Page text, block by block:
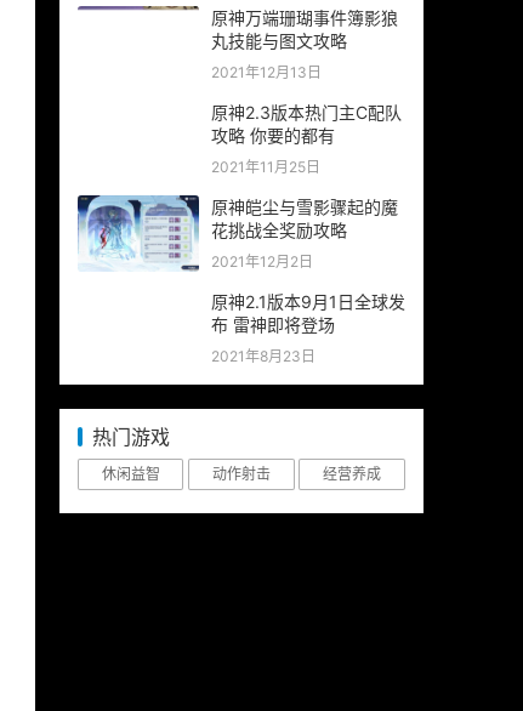
原神万端珊瑚事件簿影狼
丸技能与图文攻略
2021年12月13日
原神2.3版本热门主C配队
攻略 你要的都有
2021年11月25日
原神皑尘与雪影骤起的魔
花挑战全奖励攻略
2021年12月2日
原神2.1版本9月1日全球发
布 雷神即将登场
2021年8月23日
热门游戏
休闲益智 动作射击 经营养成